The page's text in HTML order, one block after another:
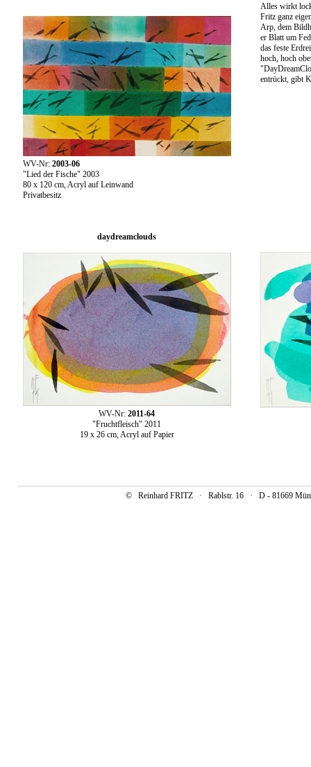
WV-Nr: 2003-06
"Lied der Fische" 2003
80 x 120 cm, Acryl auf Leinwand
Privatbesitz
Alles wirkt
Fritz ganz
Arp, dem
er Blatt um
das feste
hoch, hoch
entrückt, gibt
daydreamclouds
WV-Nr:2011-64
"Fruchtfleisch" 2011
19 x 26 cm, Acryl auf Papier
© Reinhard FRITZ · Rablstr. 16 · D - 81669